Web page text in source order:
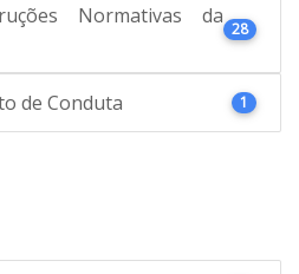
Normativas da
28
de Conduta 1